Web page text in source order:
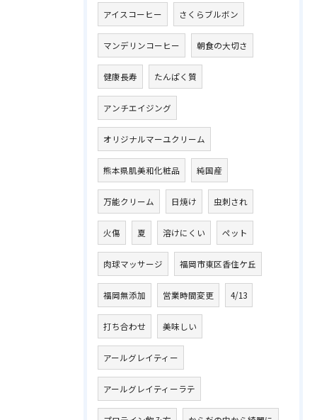
アイスコーヒー さくらブルボン
マンデリンコーヒー 朝食の大切さ
健康長寿 たんぱく質
アンチエイジング
オリジナルマーユクリーム
熊本県肌美和化粧品 純国産
万能クリーム 日焼け 虫刺され
火傷 夏 溶けにくい ペット
肉球マッサージ 福岡市東区香住ケ丘
福岡無添加 営業時間変更 4/13
打ち合わせ 美味しい
アールグレイティー
アールグレイティーラテ